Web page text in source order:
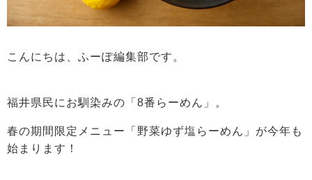
こんにちは、ふーぽ編集部です。
福井県民にお馴染みの「8番らーめん」。
春の期間限定メニュー「野菜ゆず塩らーめん」が今年も
始まります！